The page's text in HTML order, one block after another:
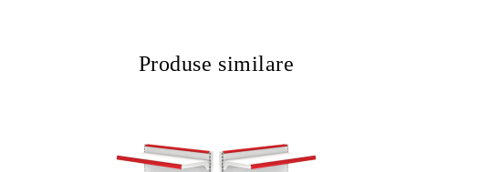
Produse similare